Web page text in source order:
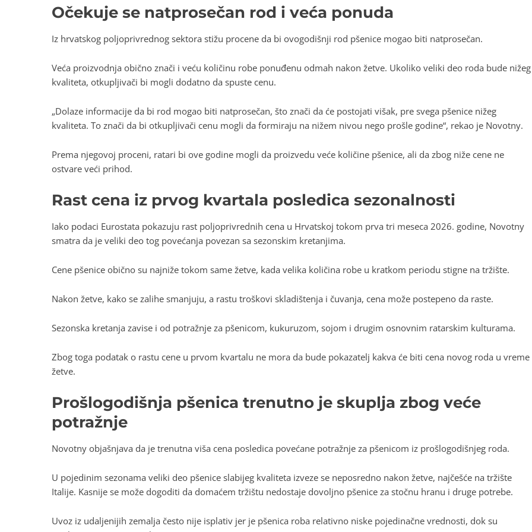
Očekuje se natprosečan rod i veća ponuda
Iz hrvatskog poljoprivrednog sektora stižu procene da bi ovogodišnji rod pšenice mogao biti natprosečan.
Veća proizvodnja obično znači i veću količinu robe ponuđenu odmah nakon žetve. Ukoliko veliki deo roda bude nižeg
kvaliteta, otkupljivači bi mogli dodatno da spuste cenu.
„Dolaze informacije da bi rod mogao biti natprosečan, što znači da će postojati višak, pre svega pšenice nižeg
kvaliteta. To znači da bi otkupljivači cenu mogli da formiraju na nižem nivou nego prošle godine“, rekao je Novotny.
Prema njegovoj proceni, ratari bi ove godine mogli da proizvedu veće količine pšenice, ali da zbog niže cene ne
ostvare veći prihod.
Rast cena iz prvog kvartala posledica sezonalnosti
Iako podaci Eurostata pokazuju rast poljoprivrednih cena u Hrvatskoj tokom prva tri meseca 2026. godine, Novotny
smatra da je veliki deo tog povećanja povezan sa sezonskim kretanjima.
Cene pšenice obično su najniže tokom same žetve, kada velika količina robe u kratkom periodu stigne na tržište.
Nakon žetve, kako se zalihe smanjuju, a rastu troškovi skladištenja i čuvanja, cena može postepeno da raste.
Sezonska kretanja zavise i od potražnje za pšenicom, kukuruzom, sojom i drugim osnovnim ratarskim kulturama.
Zbog toga podatak o rastu cene u prvom kvartalu ne mora da bude pokazatelj kakva će biti cena novog roda u vreme
žetve.
Prošlogodišnja pšenica trenutno je skuplja zbog veće
potražnje
Novotny objašnjava da je trenutna viša cena posledica povećane potražnje za pšenicom iz prošlogodišnjeg roda.
U pojedinim sezonama veliki deo pšenice slabijeg kvaliteta izveze se neposredno nakon žetve, najčešće na tržište
Italije. Kasnije se može dogoditi da domaćem tržištu nedostaje dovoljno pšenice za stočnu hranu i druge potrebe.
Uvoz iz udaljenijih zemalja često nije isplativ jer je pšenica roba relativno niske pojedinačne vrednosti, dok su